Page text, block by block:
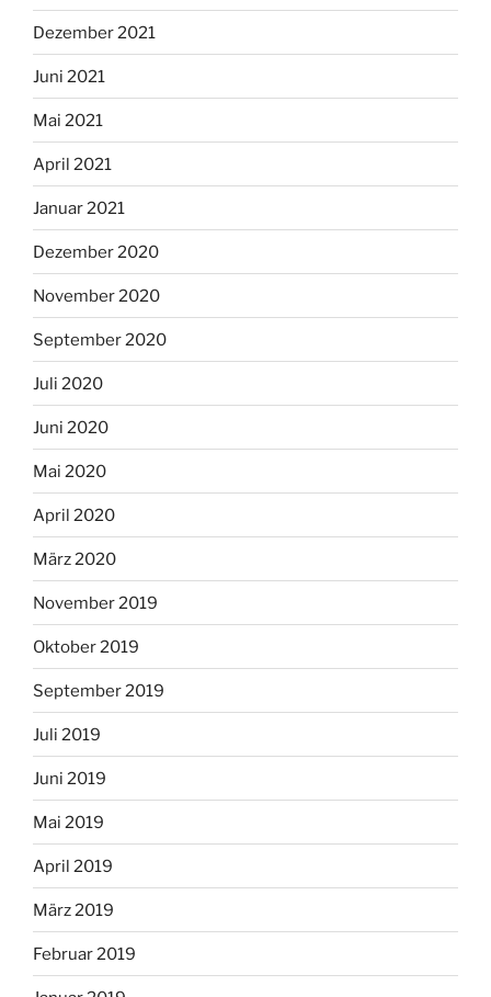
Dezember 2021
Juni 2021
Mai 2021
April 2021
Januar 2021
Dezember 2020
November 2020
September 2020
Juli 2020
Juni 2020
Mai 2020
April 2020
März 2020
November 2019
Oktober 2019
September 2019
Juli 2019
Juni 2019
Mai 2019
April 2019
März 2019
Februar 2019